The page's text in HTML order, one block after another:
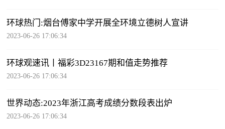
环球热门:烟台傅家中学开展全环境立德树人宣讲
2023-06-26 17:06:34
环球观速讯丨福彩3D23167期和值走势推荐
2023-06-26 17:06:34
世界动态:2023年浙江高考成绩分数段表出炉
2023-06-26 17:06:34